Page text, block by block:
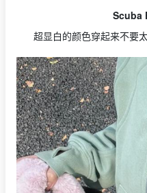
Scuba
超显白的颜色穿起来不要